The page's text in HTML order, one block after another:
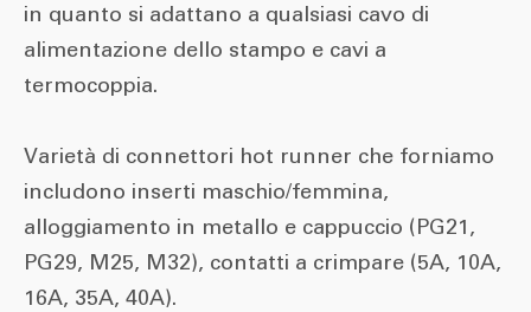
in quanto si adattano a qualsiasi cavo di
alimentazione dello stampo e cavi a
termocoppia.
Varietà di connettori hot runner che forniamo
includono inserti maschio/femmina,
alloggiamento in metallo e cappuccio (PG21,
PG29, M25, M32), contatti a crimpare (5A, 10A,
16A, 35A, 40A).